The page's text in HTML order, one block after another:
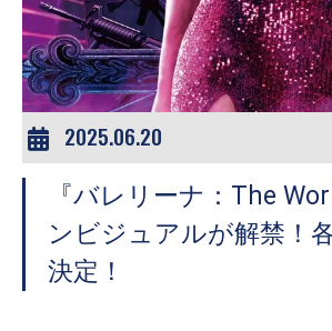
2025.06.20
『バレリーナ：The
ンビジュアルが解禁！
決定！